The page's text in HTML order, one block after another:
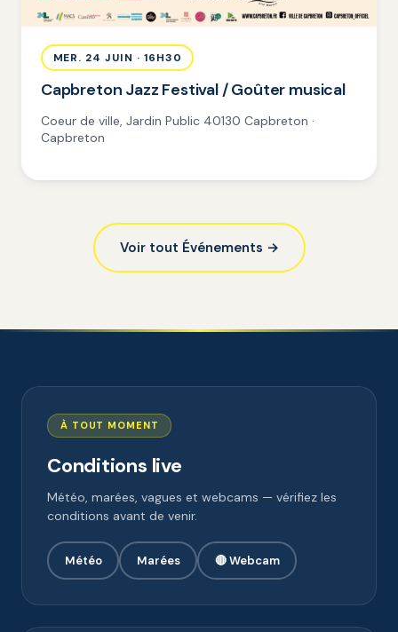
MER. 24 JUIN · 16H30
Capbreton Jazz Festival / Goûter musical
Coeur de ville, Jardin Public 40130 Capbreton ·
Capbreton
Voir tout Événements →
À TOUT MOMENT
Conditions live
Météo, marées, vagues et webcams — vérifiez les
conditions avant de venir.
Météo Marées 🔴 Webcam